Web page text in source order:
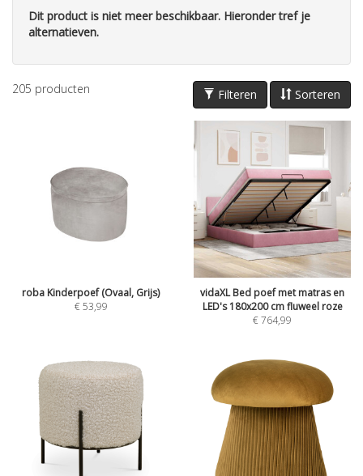
Dit product is niet meer beschikbaar. Hieronder tref je
alternatieven.
Sorteren
Filteren
205 producten
roba Kinderpoef (Ovaal, Grijs)
€53,99
vidaXL Bed poef met matras en
LED's 180x200 cm fluweel roze
€764,99